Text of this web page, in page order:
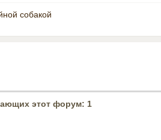
собакой
этот форум: 1